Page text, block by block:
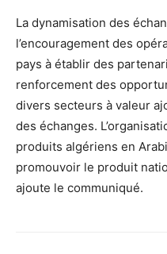
La dynamisation des
l’encouragement des
pays à établir des
renforcement des
divers secteurs à valeur
des échanges.
produits algériens en
promouvoir le produit
ajoute le communiqué.